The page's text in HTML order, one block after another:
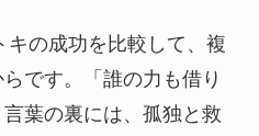
の成功を比較して、複
です。「誰の力も借り
葉の裏には、孤独と救